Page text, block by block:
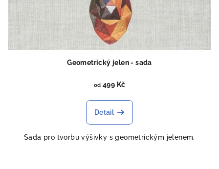
Geometrický jelen - sada
od 499 Kč
Detail
Sada pro tvorbu výšivky s geometrickým jelenem.